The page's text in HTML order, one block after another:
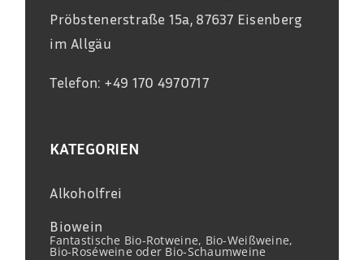
Pröbstenerstraße 15a, 87637 Eisenberg
im Allgäu
Telefon: +49 170 4970717
KATEGORIEN
Alkoholfrei
Biowein
Fantastische Bio-Rotweine, Bio-Weißweine,
Bio-Roséweine oder Bio-Schaumweine